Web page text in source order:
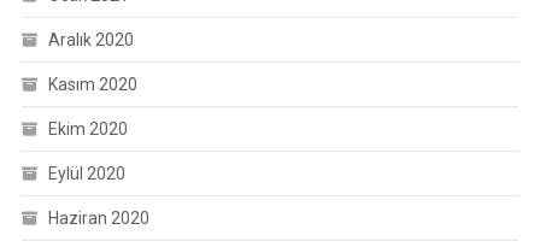
Aralık 2020
Kasım 2020
Ekim 2020
Eylül 2020
Haziran 2020